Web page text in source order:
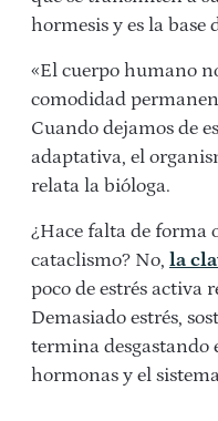
hormesis y es la
«El cuerpo humano
comodidad
Cuando dejamos de
adaptativa, el
relata la bióloga.
¿Hace falta de forma
cataclismo? No, la
poco de estrés activa
Demasiado estrés,
termina desgastando
hormonas y el